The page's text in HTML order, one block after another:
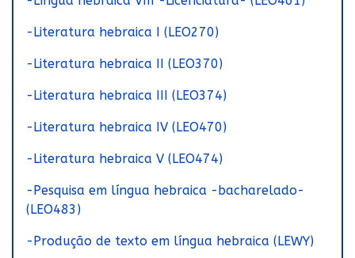
-Literatura hebraica I (LEO270)
-Literatura hebraica II (LEO370)
-Literatura hebraica III (LEO374)
-Literatura hebraica IV (LEO470)
-Literatura hebraica V (LEO474)
-Pesquisa em língua hebraica -bacharelado-
(LEO483)
-Produção de texto em língua hebraica (LEWY)